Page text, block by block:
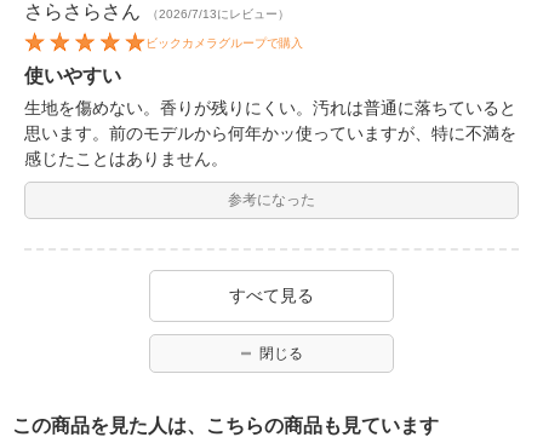
さらさら さん （2026/7/13にレビュー）
ビックカメラグループで購入
使いやすい
生地を傷めない。香りが残りにくい。汚れは普通に落ちていると
思います。前のモデルから何年かッ使っていますが、特に不満を
感じたことはありません。
参考になった
すべて見る
閉じる
この商品を見た人は、こちらの商品も見ています